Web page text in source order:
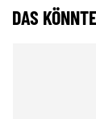
DAS